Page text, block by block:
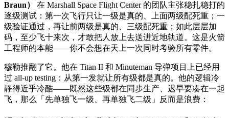
Braun）
在 Marshall Space Flight Center 的团队主张稳扎稳打的
逐级测试：第一次飞行只让一级是真的、上面两级配死重；一
级验证通过，再让前两级是真的、三级配死重；如此层层加
码，至少飞十来次，才敢把人放上去送进近地轨道。这是火箭
工程师的本能——你不会想在天上一次同时考验所有零件。
穆勒推翻了它。他在 Titan II 和 Minuteman 导弹项目上已经用
过 all-up testing：从第一发就让所有级都是真的。他的逻辑冷
静得近乎冷酷——既然这些级都在同步生产、迟早要凑在一起
飞，那么「先单独飞一级、再单独飞二级」反而是浪费：